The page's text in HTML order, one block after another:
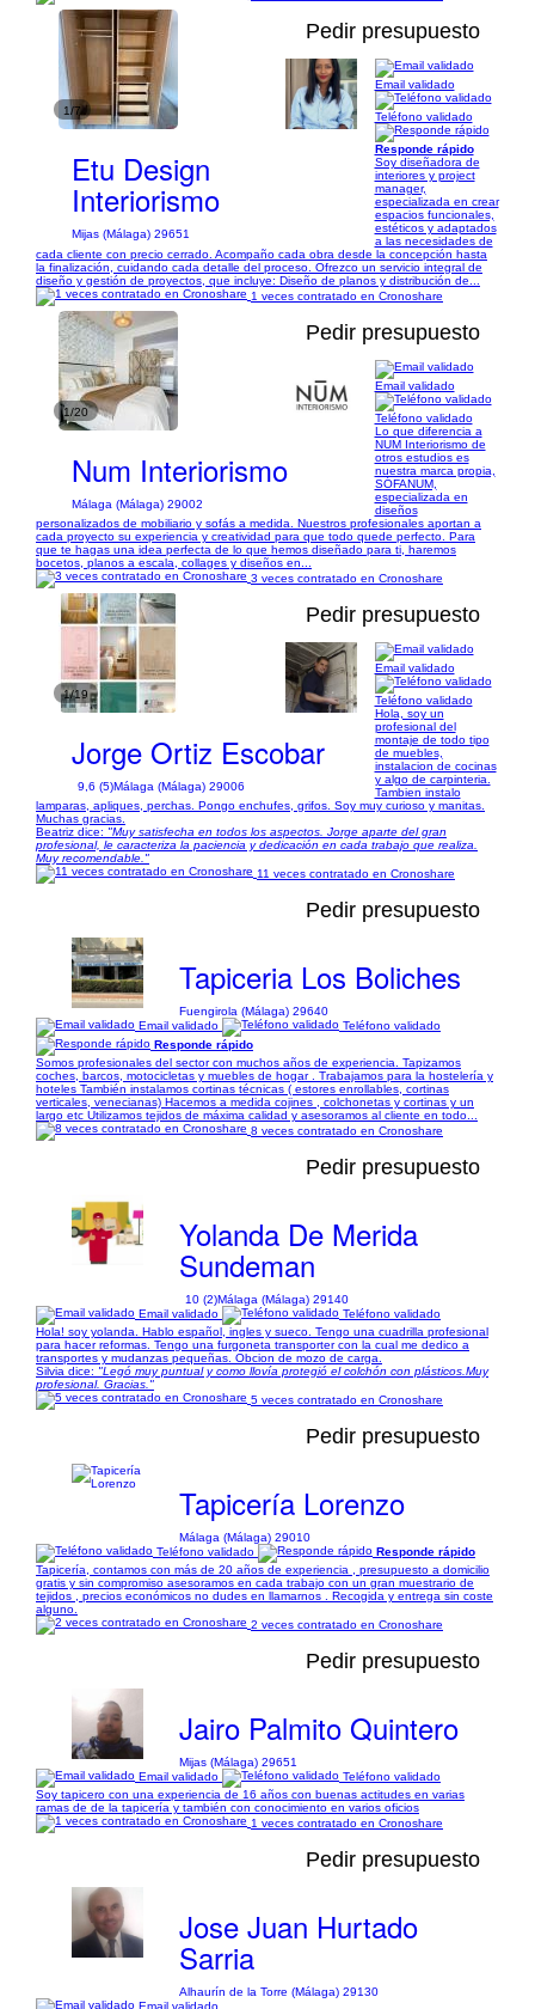
1/7
Pedir presupuesto
Etu Design
Interiorismo
Mijas (Málaga) 29651
Email validado
Teléfono validado
Responde rápido
Soy diseñadora de
interiores y project
manager,
especializada en crear
espacios funcionales,
estéticos y adaptados
a las necesidades de
cada cliente con precio cerrado. Acompaño cada obra desde la concepción hasta
la finalización, cuidando cada detalle del proceso. Ofrezco un servicio integral de
diseño y gestión de proyectos, que incluye: Diseño de planos y distribución de...
1 veces contratado en Cronoshare
1/20
Pedir presupuesto
Num Interiorismo
Málaga (Málaga) 29002
Email validado
Teléfono validado
Lo que diferencia a
NUM Interiorismo de
otros estudios es
nuestra marca propia,
SÓFANUM,
especializada en
diseños
personalizados de mobiliario y sofás a medida. Nuestros profesionales aportan a
cada proyecto su experiencia y creatividad para que todo quede perfecto. Para
que te hagas una idea perfecta de lo que hemos diseñado para ti, haremos
bocetos, planos a escala, collages y diseños en...
3 veces contratado en Cronoshare
1/19
Pedir presupuesto
Jorge Ortiz Escobar
9,6 (5)Málaga (Málaga) 29006
Email validado
Teléfono validado
Hola, soy un
profesional del
montaje de todo tipo
de muebles,
instalacion de cocinas
y algo de carpinteria.
Tambien instalo
lamparas, apliques, perchas. Pongo enchufes, grifos. Soy muy curioso y manitas.
Muchas gracias.
Beatriz dice: "Muy satisfecha en todos los aspectos. Jorge aparte del gran
profesional, le caracteriza la paciencia y dedicación en cada trabajo que realiza.
Muy recomendable."
11 veces contratado en Cronoshare
Pedir presupuesto
Tapiceria Los Boliches
Fuengirola (Málaga) 29640
Email validado
Teléfono validado
Responde rápido
Somos profesionales del sector con muchos años de experiencia. Tapizamos
coches, barcos, motocicletas y muebles de hogar . Trabajamos para la hostelería y
hoteles También instalamos cortinas técnicas ( estores enrollables, cortinas
verticales, venecianas) Hacemos a medida cojines , colchonetas y cortinas y un
largo etc Utilizamos tejidos de máxima calidad y asesoramos al cliente en todo...
8 veces contratado en Cronoshare
Pedir presupuesto
Yolanda De Merida
Sundeman
10 (2)Málaga (Málaga) 29140
Email validado
Teléfono validado
Hola! soy yolanda. Hablo español, ingles y sueco. Tengo una cuadrilla profesional
para hacer reformas. Tengo una furgoneta transporter con la cual me dedico a
transportes y mudanzas pequeñas. Obcion de mozo de carga.
Silvia dice: "Legó muy puntual y como llovía protegió el colchón con plásticos.Muy
profesional. Gracias."
5 veces contratado en Cronoshare
Pedir presupuesto
Tapicería Lorenzo
Málaga (Málaga) 29010
Teléfono validado
Responde rápido
Tapicería, contamos con más de 20 años de experiencia , presupuesto a domicilio
gratis y sin compromiso asesoramos en cada trabajo con un gran muestrario de
tejidos , precios económicos no dudes en llamarnos . Recogida y entrega sin coste
alguno.
2 veces contratado en Cronoshare
Pedir presupuesto
Jairo Palmito Quintero
Mijas (Málaga) 29651
Email validado
Teléfono validado
Soy tapicero con una experiencia de 16 años con buenas actitudes en varias
ramas de de la tapicería y también con conocimiento en varios oficios
1 veces contratado en Cronoshare
Pedir presupuesto
Jose Juan Hurtado
Sarria
Alhaurín de la Torre (Málaga) 29130
Email validado